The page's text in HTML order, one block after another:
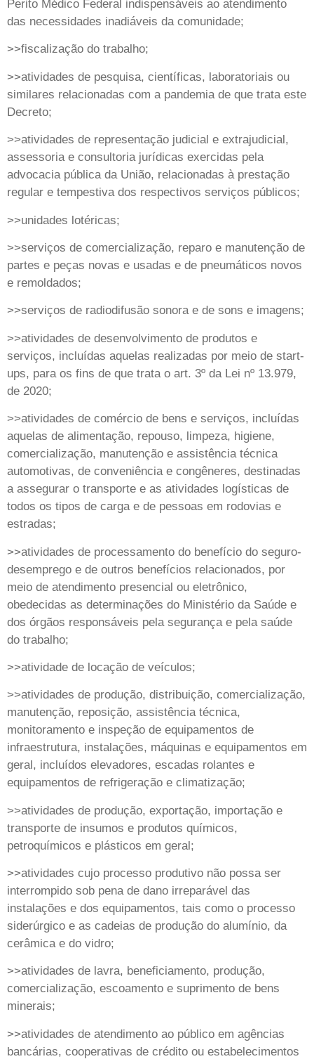
Perito Médico Federal indispensáveis ao atendimento
das necessidades inadiáveis da comunidade;
>>fiscalização do trabalho;
>>atividades de pesquisa, científicas, laboratoriais ou
similares relacionadas com a pandemia de que trata este
Decreto;
>>atividades de representação judicial e extrajudicial,
assessoria e consultoria jurídicas exercidas pela
advocacia pública da União, relacionadas à prestação
regular e tempestiva dos respectivos serviços públicos;
>>unidades lotéricas;
>>serviços de comercialização, reparo e manutenção de
partes e peças novas e usadas e de pneumáticos novos
e remoldados;
>>serviços de radiodifusão sonora e de sons e imagens;
>>atividades de desenvolvimento de produtos e
serviços, incluídas aquelas realizadas por meio de start-
ups, para os fins de que trata o art. 3º da Lei nº 13.979,
de 2020;
>>atividades de comércio de bens e serviços, incluídas
aquelas de alimentação, repouso, limpeza, higiene,
comercialização, manutenção e assistência técnica
automotivas, de conveniência e congêneres, destinadas
a assegurar o transporte e as atividades logísticas de
todos os tipos de carga e de pessoas em rodovias e
estradas;
>>atividades de processamento do benefício do seguro-
desemprego e de outros benefícios relacionados, por
meio de atendimento presencial ou eletrônico,
obedecidas as determinações do Ministério da Saúde e
dos órgãos responsáveis pela segurança e pela saúde
do trabalho;
>>atividade de locação de veículos;
>>atividades de produção, distribuição, comercialização,
manutenção, reposição, assistência técnica,
monitoramento e inspeção de equipamentos de
infraestrutura, instalações, máquinas e equipamentos em
geral, incluídos elevadores, escadas rolantes e
equipamentos de refrigeração e climatização;
>>atividades de produção, exportação, importação e
transporte de insumos e produtos químicos,
petroquímicos e plásticos em geral;
>>atividades cujo processo produtivo não possa ser
interrompido sob pena de dano irreparável das
instalações e dos equipamentos, tais como o processo
siderúrgico e as cadeias de produção do alumínio, da
cerâmica e do vidro;
>>atividades de lavra, beneficiamento, produção,
comercialização, escoamento e suprimento de bens
minerais;
>>atividades de atendimento ao público em agências
bancárias, cooperativas de crédito ou estabelecimentos